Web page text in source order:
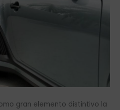
gran elemento distintivo la